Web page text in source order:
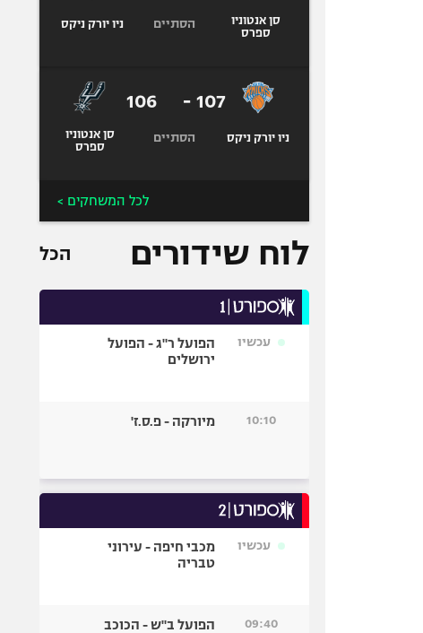
סן אנטוניו
ספרס
הסתיים ניו יורק ניקס
ניו יורק ניקס
107
-
106
הסתיים
סן אנטוניו
ספרס
לכל המשחקים >
לוח שידורים הכל
עכשיו
הפועל ר"ג - הפועל
ירושלים
10:10 מיורקה - פ.ס.ז'
עכשיו
מכבי חיפה - עירוני
טבריה
09:40
הפועל ב"ש - הכוכב